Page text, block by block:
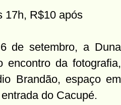
17h, R$10 após
de setembro, a Duna
encontro da fotografia,
Brandão, espaço em
do Cacupé.